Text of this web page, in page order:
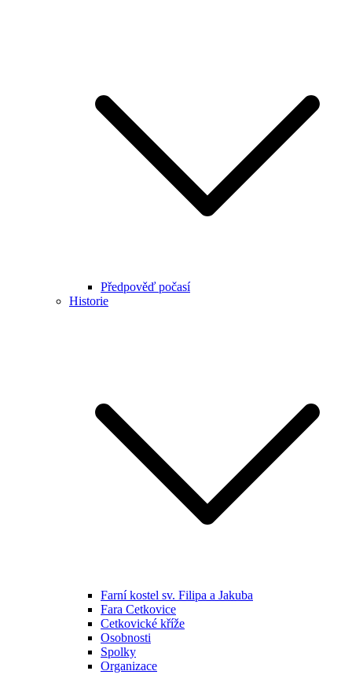
Předpověď počasí
Historie
Farní kostel sv. Filipa a Jakuba
Fara Cetkovice
Cetkovické kříže
Osobnosti
Spolky
Organizace